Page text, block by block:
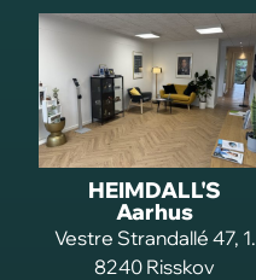
HEIMDALL'S
Aarhus
Vestre Strandallé 47, 1.
8240 Risskov